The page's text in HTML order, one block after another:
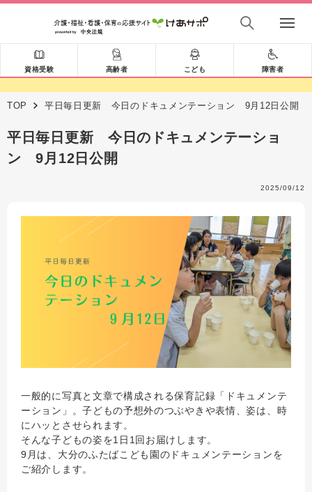
資格受験 高齢者 こども 障害者
TOP 平日毎日更新 今日のドキュメンテーション 9月12日公開
平日毎日更新 今日のドキュメンテーショ
ン 9月12日公開
2025/09/12
一般的に写真と文章で構成される保育記録「ドキュメンテ
ーション」。子どもの予想外のつぶやきや表情、姿は、時
にハッとさせられます。
そんな子どもの姿を1日1回お届けします。
9月は、大分のふたばこども園のドキュメンテーションを
ご紹介します。